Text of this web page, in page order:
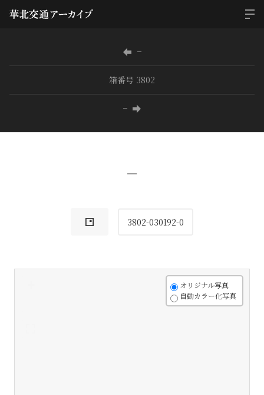
−
箱番号 3802
−
−
3802-030192-0
オリジナル写真
自動カラー化写真